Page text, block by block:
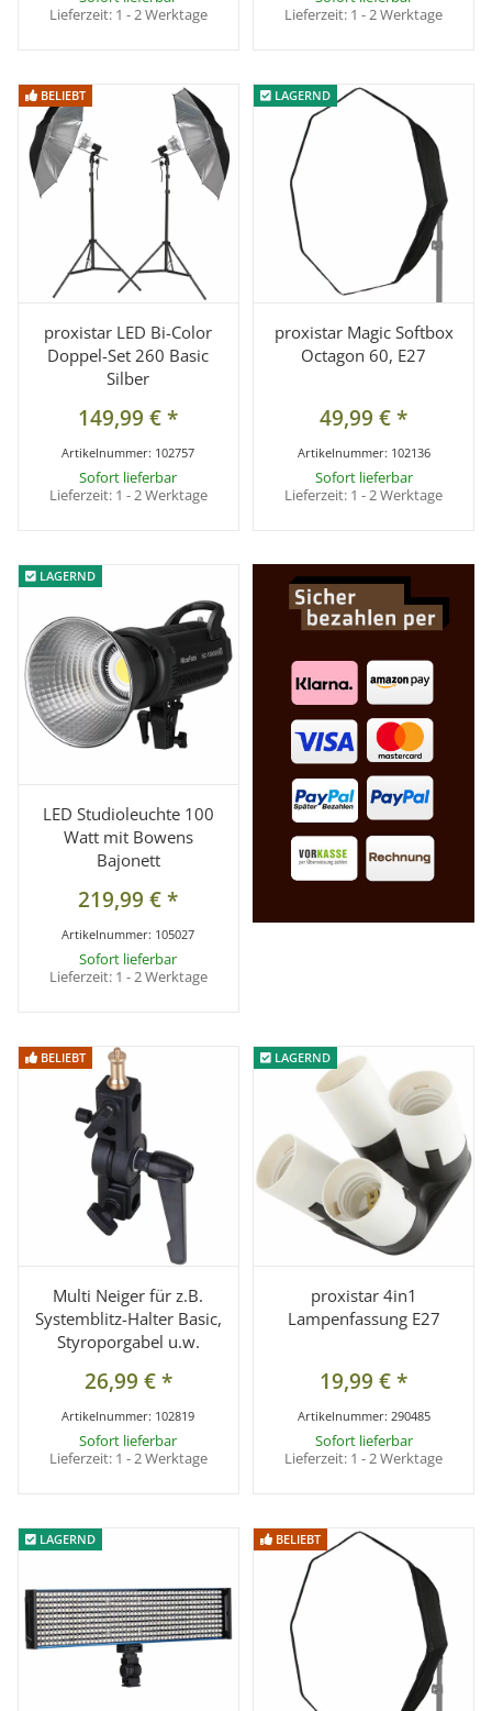
Lieferzeit: 1 - 2 Werktage
Lieferzeit: 1 - 2 Werktage
BELIEBT
BELIEBT
proxistar LED Bi-Color
Doppel-Set 260 Basic
Silber
149,99 €*
Artikelnummer: 102757
Sofort lieferbar
Lieferzeit: 1 - 2 Werktage
LAGERND
LAGERND
proxistar Magic Softbox
Octagon 60, E27
49,99 €*
Artikelnummer: 102136
Sofort lieferbar
Lieferzeit: 1 - 2 Werktage
LAGERND
LAGERND
LED Studioleuchte 100
Watt mit Bowens
Bajonett
219,99 €*
Artikelnummer: 105027
Sofort lieferbar
Lieferzeit: 1 - 2 Werktage
BELIEBT
BELIEBT
Multi Neiger für z.B.
Systemblitz-Halter Basic,
Styroporgabel u.w.
26,99 €*
Artikelnummer: 102819
Sofort lieferbar
Lieferzeit: 1 - 2 Werktage
LAGERND
LAGERND
proxistar 4in1
Lampenfassung E27
19,99 €*
Artikelnummer: 290485
Sofort lieferbar
Lieferzeit: 1 - 2 Werktage
LAGERND
LAGERND BELIEBT
BELIEBT